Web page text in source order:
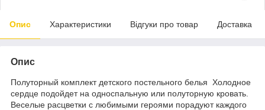
Опис Характеристики Відгуки про товар Доставка
Опис
Полуторный комплект детского постельного белья Холодное
сердце подойдет на односпальную или полуторную кровать.
Веселые расцветки с любимыми героями порадуют каждого